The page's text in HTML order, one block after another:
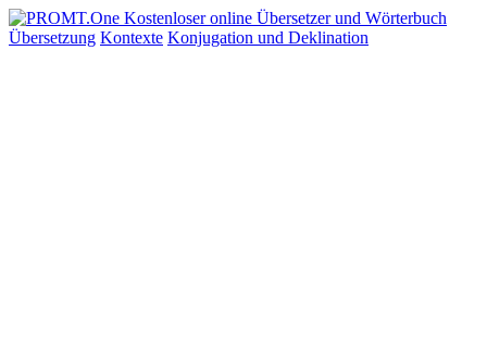
Übersetzung Kontexte Konjugation und Deklination